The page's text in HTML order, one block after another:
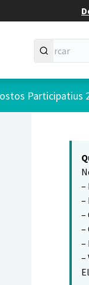
Participatius
–
–
–
–
–
–